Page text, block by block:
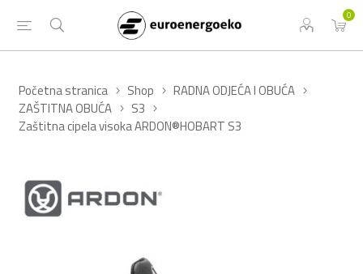
0
Početna stranica Shop
RADNA ODJEĆA I OBUĆA
ZAŠTITNA OBUĆA
S3
Zaštitna cipela visoka ARDON®HOBART S3